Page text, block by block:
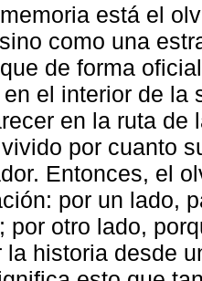
está el
como una
de forma
el interior de la
en la ruta de
por cuanto
Entonces, el
por un lado,
por otro lado,
la historia desde